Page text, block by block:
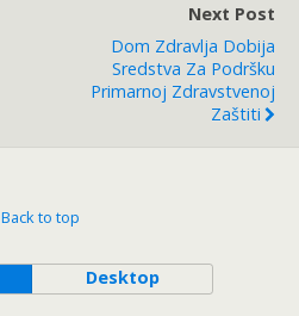
Next Post
Dom Zdravlja Dobija
Sredstva Za Podršku
Primarnoj Zdravstvenoj
Zaštiti
Back to top
Desktop